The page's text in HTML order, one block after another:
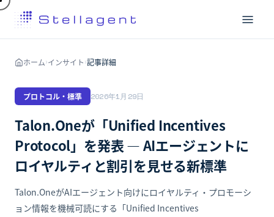
ホーム›インサイト ›記事詳細
プロトコル・標準 2026年1月29日
Talon.Oneが「Unified Incentives
Protocol」を発表 ― AIエージェントに
ロイヤルティと割引を見せる新標準
Talon.OneがAIエージェント向けにロイヤルティ・プロモーシ
ョン情報を機械可読にする「Unified Incentives